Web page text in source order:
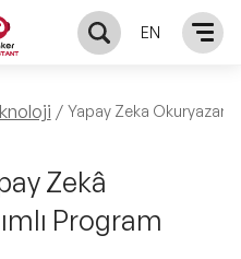
EN
Yapay Zeka
Zekâ
Program